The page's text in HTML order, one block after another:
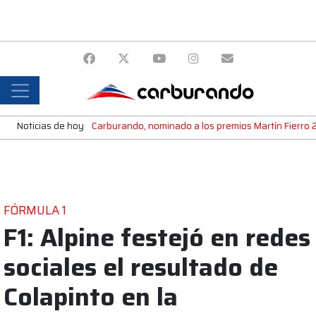
Noticias de hoy Carburando, nominado a los premios Martín Fierro
FÓRMULA 1
F1: Alpine festejó en redes
sociales el resultado de
Colapinto en la